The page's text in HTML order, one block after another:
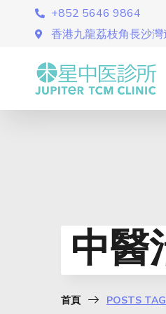
+852 5646 9864
香港九龍荔枝角長沙
中醫
首頁 POSTS